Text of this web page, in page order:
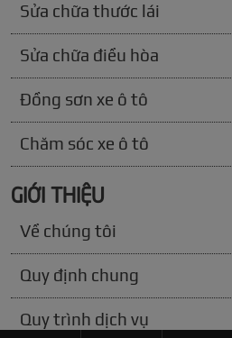
Sửa chữa thước lái
Sửa chữa điều hòa
Đồng sơn xe ô tô
Chăm sóc xe ô tô
GIỚI THIỆU
Về chúng tôi
Quy định chung
Quy trình dịch vụ